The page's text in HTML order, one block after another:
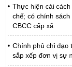
Thực hiện cải
chế; có chính
CBCC cấp xã
Chính phủ chỉ đạo
sắp xếp đơn vị sự